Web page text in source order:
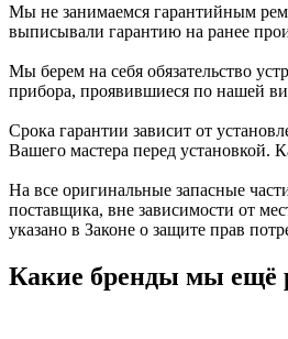
Мы не занимаемся гарантийным
выписывали гарантию на ранее
Мы берем на себя обязательство
прибора, проявившиеся по нашей
Срока гарантии зависит от
Вашего мастера перед установкой.
На все оригинальные запасные
поставщика, вне зависимости от
указано в Законе о защите прав
Какие бренды мы ещё